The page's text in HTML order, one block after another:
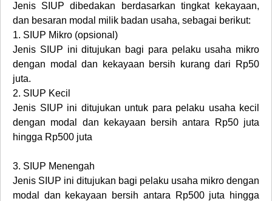
Jenis SIUP dibedakan berdasarkan tingkat kekayaan,
dan besaran modal milik badan usaha, sebagai berikut:
1. SIUP Mikro (opsional)
Jenis SIUP ini ditujukan bagi para pelaku usaha mikro
dengan modal dan kekayaan bersih kurang dari Rp50
juta.
2. SIUP Kecil
Jenis SIUP ini ditujukan untuk para pelaku usaha kecil
dengan modal dan kekayaan bersih antara Rp50 juta
hingga Rp500 juta
3. SIUP Menengah
Jenis SIUP ini ditujukan bagi pelaku usaha mikro dengan
modal dan kekayaan bersih antara Rp500 juta hingga